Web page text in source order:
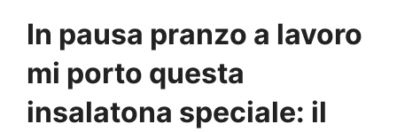
In pausa pranzo a lavoro
mi porto questa
insalatona speciale: il